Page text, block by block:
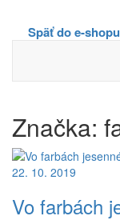
Späť do e-shopu
Značka:
22. 10. 2019
Vo farbách